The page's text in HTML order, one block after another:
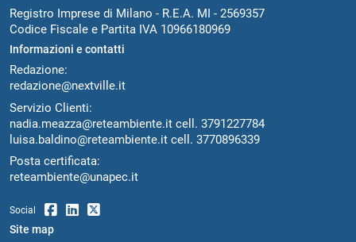
Registro Imprese di Milano - R.E.A. MI - 2569357
Codice Fiscale e Partita IVA 10966180969
Informazioni e contatti
Redazione:
redazione@nextville.it
Servizio Clienti:
nadia.meazza@reteambiente.it cell. 3791227784
luisa.baldino@reteambiente.it cell. 3770896339
Posta certificata:
reteambiente@unapec.it
Social
Site map